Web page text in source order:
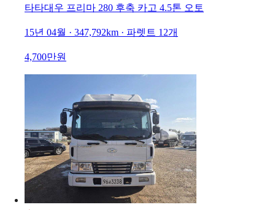
타타대우 프리마 280 후축 카고 4.5톤 오토
15년 04월 · 347,792km · 파렛트 12개
4,700만원